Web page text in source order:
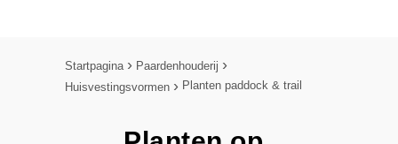
Startpagina
Paardenhouderij
Huisvestingsvormen
Planten paddock & trail